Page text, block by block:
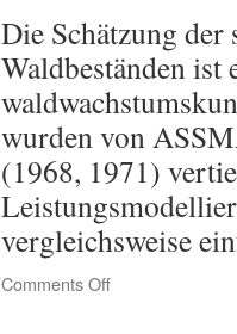
Die Schätzung
Waldbeständen ist
wurden von
(1968, 1971)
vergleichsweise
Comments Off